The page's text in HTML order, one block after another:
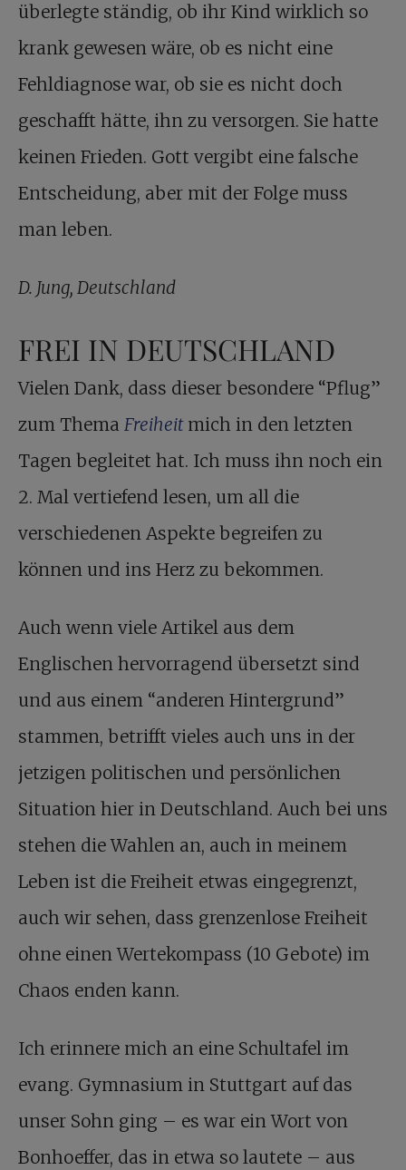
überlegte ständig, ob ihr Kind wirklich so
krank gewesen wäre, ob es nicht eine
Fehldiagnose war, ob sie es nicht doch
geschafft hätte, ihn zu versorgen. Sie hatte
keinen Frieden. Gott vergibt eine falsche
Entscheidung, aber mit der Folge muss
man leben.
D. Jung, Deutschland
FREI IN DEUTSCHLAND
Vielen Dank, dass dieser besondere “Pflug”
zum Thema Freiheit mich in den letzten
Tagen begleitet hat. Ich muss ihn noch ein
2. Mal vertiefend lesen, um all die
verschiedenen Aspekte begreifen zu
können und ins Herz zu bekommen.
Auch wenn viele Artikel aus dem
Englischen hervorragend übersetzt sind
und aus einem “anderen Hintergrund”
stammen, betrifft vieles auch uns in der
jetzigen politischen und persönlichen
Situation hier in Deutschland. Auch bei uns
stehen die Wahlen an, auch in meinem
Leben ist die Freiheit etwas eingegrenzt,
auch wir sehen, dass grenzenlose Freiheit
ohne einen Wertekompass (10 Gebote) im
Chaos enden kann.
Ich erinnere mich an eine Schultafel im
evang. Gymnasium in Stuttgart auf das
unser Sohn ging – es war ein Wort von
Bonhoeffer, das in etwa so lautete – aus